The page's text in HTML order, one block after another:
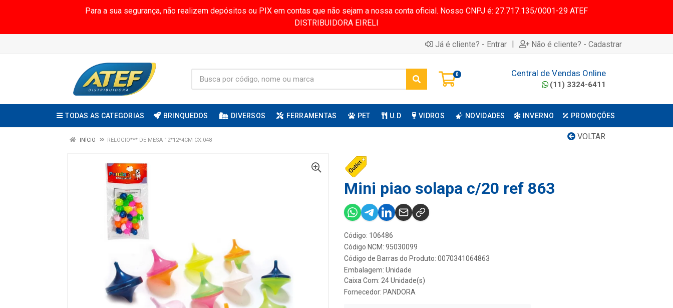
Para a sua segurança, não realizem depósitos ou PIX em contas que não sejam a nossa conta oficial. Nosso CNPJ é: 27.717.135/0001-29 ATEF
DISTRIBUIDORA EIRELI
Já é cliente? - Entrar | Não é cliente? - Cadastrar
0 Central de Vendas Online
(11) 3324-6411
TODAS AS CATEGORIAS BRINQUEDOS DIVERSOS FERRAMENTAS PET U.D VIDROS NOVIDADES INVERNO PROMOÇÕES
VOLTAR
INÍCIO RELOGIO*** DE MESA 12*12*4CM CX:048
Mini piao solapa c/20 ref 863
Código: 106486
Código NCM: 95030099
Código de Barras do Produto: 0070341064863
Embalagem: Unidade
Caixa Com: 24 Unidade(s)
Fornecedor: PANDORA